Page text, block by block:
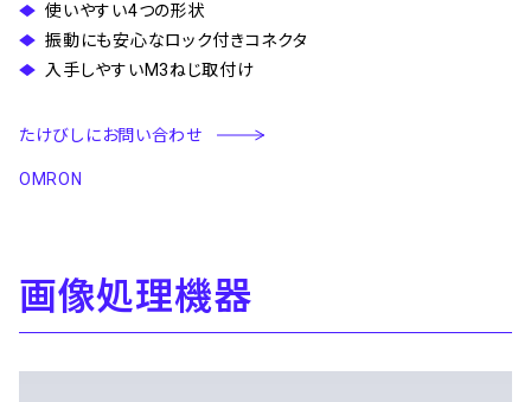
使いやすい4つの形状
振動にも安心なロック付きコネクタ
入手しやすいM3ねじ取付け
たけびしにお問い合わせ
OMRON
画像処理機器